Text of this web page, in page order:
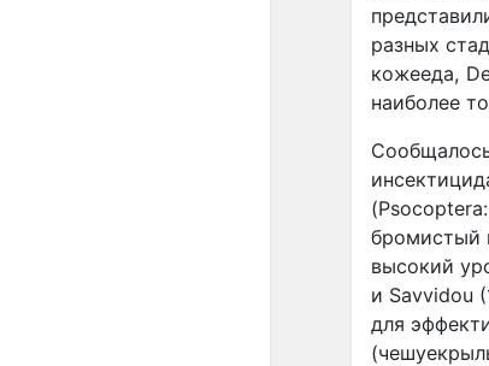
разных
кожееда,
наиболее
(Psocoptera:
бромистый
высокий
и Savvidou
для